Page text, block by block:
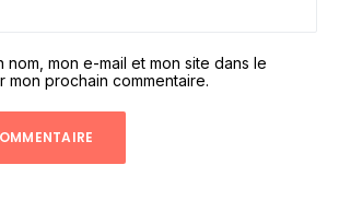
nom, mon e-mail et mon site dans le
mon prochain commentaire.